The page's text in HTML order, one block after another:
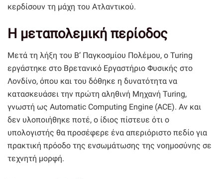
κερδίσουν τη μάχη του Ατλαντικού.
Η μεταπολεμική περίοδος
Μετά τη λήξη του Β’ Παγκοσμίου Πολέμου, ο Turing
εργάστηκε στο Βρετανικό Εργαστήριο Φυσικής στο
Λονδίνο, όπου και του δόθηκε η δυνατότητα να
κατασκευάσει την πρώτη αληθινή Μηχανή Turing,
γνωστή ως Automatic Computing Engine (ACE). Αν και
δεν υλοποιήθηκε ποτέ, ο ίδιος πίστευε ότι ο
υπολογιστής θα προσέφερε ένα απεριόριστο πεδίο για
πρακτική πρόοδο της ενσωμάτωσης της νοημοσύνης σε
τεχνητή μορφή.